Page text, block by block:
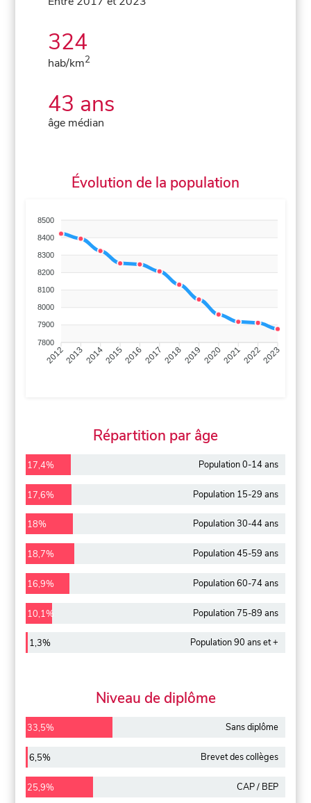
324
hab/km2
43 ans
âge médian
Évolution de la population
8500
8400
8300
8200
8100
8000
7900
7800
201220132014201520162017 20182019 2020202120222023
Répartition par âge
17,4% Population 0-14 ans
17,6% Population 15-29 ans
18% Population 30-44 ans
18,7% Population 45-59 ans
16,9% Population 60-74 ans
10,1% Population 75-89 ans
1,3% Population 90 ans et +
Niveau de diplôme
33,5% Sans diplôme
6,5% Brevet des collèges
25,9% CAP / BEP